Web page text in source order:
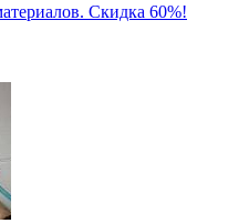
Скидка 60%!